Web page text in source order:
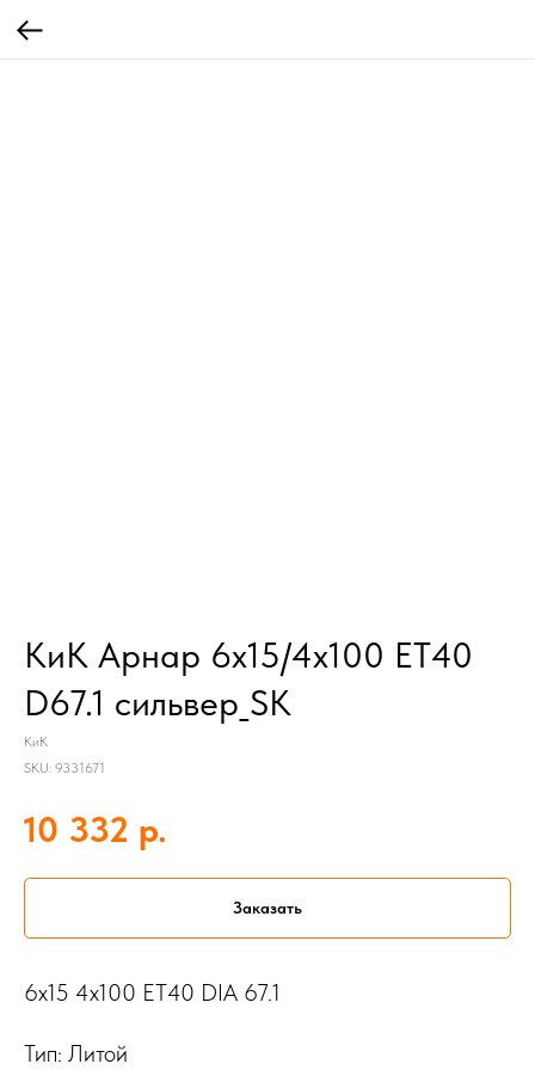
КиК Арнар 6x15/4x100 ET40
D67.1 сильвер_SK
КиК
SKU: 9331671
10 332 р.
Заказать
6x15 4x100 ET40 DIA 67.1
Тип: Литой